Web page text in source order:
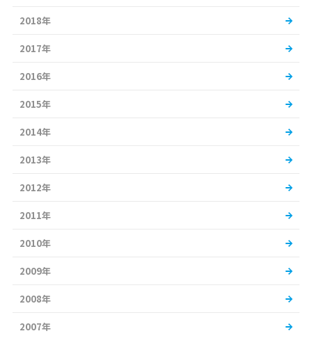
2018年
2017年
2016年
2015年
2014年
2013年
2012年
2011年
2010年
2009年
2008年
2007年